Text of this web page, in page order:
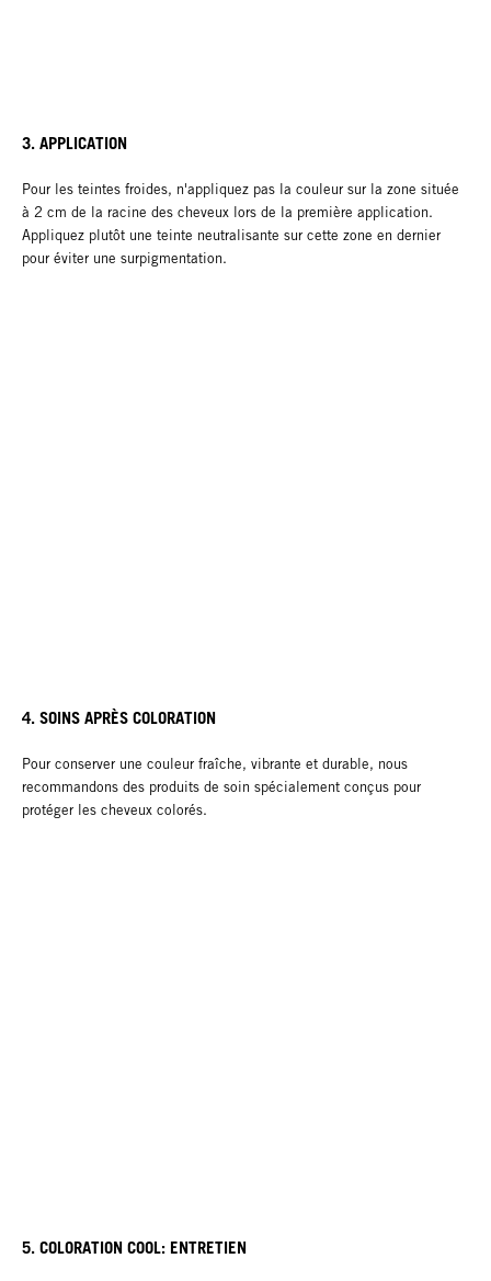
3. APPLICATION
Pour les teintes froides, n'appliquez pas la couleur sur la zone située
à 2 cm de la racine des cheveux lors de la première application.
Appliquez plutôt une teinte neutralisante sur cette zone en dernier
pour éviter une surpigmentation.
4. SOINS APRÈS COLORATION
Pour conserver une couleur fraîche, vibrante et durable, nous
recommandons des produits de soin spécialement conçus pour
protéger les cheveux colorés.
5. COLORATION COOL: ENTRETIEN